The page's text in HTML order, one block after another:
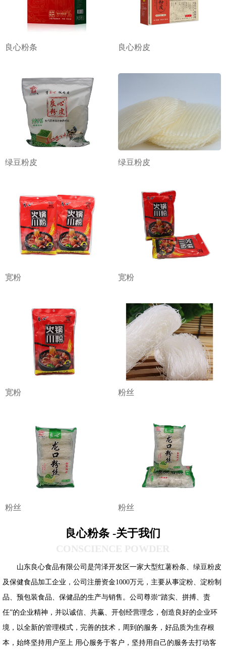
良心粉条 良心粉皮
绿豆粉皮 绿豆粉皮
宽粉 宽粉
宽粉 粉丝
粉丝 粉丝
良心粉条 -关于我们
山东良心食品有限公司是菏泽开发区一家大型红薯粉条 、绿豆粉皮
及保健食品加工企业，公司注册资金1000万元，主要从事淀粉、淀粉制
品、预包装食品、保健品的生产与销售。公司尊崇“踏实、拼搏、责
任”的企业精神，并以诚信、共赢、开创经营理念，创造良好的企业环
境，以全新的管理模式，完善的技术，周到的服务，好品质为生存根
本，始终坚持用户至上 用心服务于客户，坚持用自己的服务去打动客